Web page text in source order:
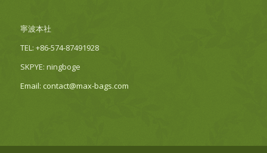
寧波本社
TEL: +86-574-87491928
SKPYE: ningboge
Email: contact@max-bags.com